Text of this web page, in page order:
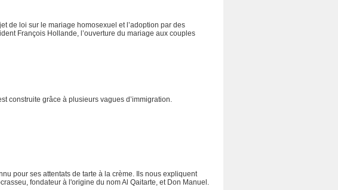
de loi sur le mariage homosexuel et l’adoption par des
François Hollande, l’ouverture du mariage aux couples
construite grâce à plusieurs vagues d’immigration.
pour ses attentats de tarte à la crème. Ils nous expliquent
fondateur à l'origine du nom Al Qaitarte, et Don Manuel.